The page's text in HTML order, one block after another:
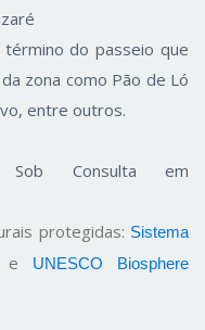
do passeio que
zona como Pão de Ló
entre outros.
Sob Consulta em
protegidas: Sistema
e
UNESCO Biosphere